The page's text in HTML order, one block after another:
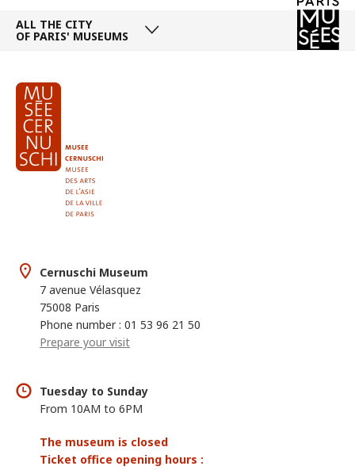
ALL THE CITY
OF PARIS' MUSEUMS
Cernuschi Museum
7 avenue Vélasquez
75008 Paris
Phone number : 01 53 96 21 50
Prepare your visit
Tuesday to Sunday
From 10AM to 6PM
The museum is closed
Ticket office opening hours :